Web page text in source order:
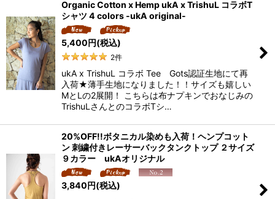
絞り込む
Organic Cotton x Hemp ukA x TrishuL コラボT
シャツ 4 colors -ukA original-
5,400円(税込)
2件
ukA x TrishuL コラボ Tee Gots認証生地にて再
入荷★薄手生地になりました！！サイズも嬉しい
MとLの2展開！ こちらは布ナプキンでおなじみの
TrishuLさんとのコラボTシ…
20%OFF!!ボタニカル染めも入荷！ヘンプコット
ン 刺繍付きレーサーバックタンクトップ ２サイズ
９カラー ukAオリジナル
3,840円(税込)